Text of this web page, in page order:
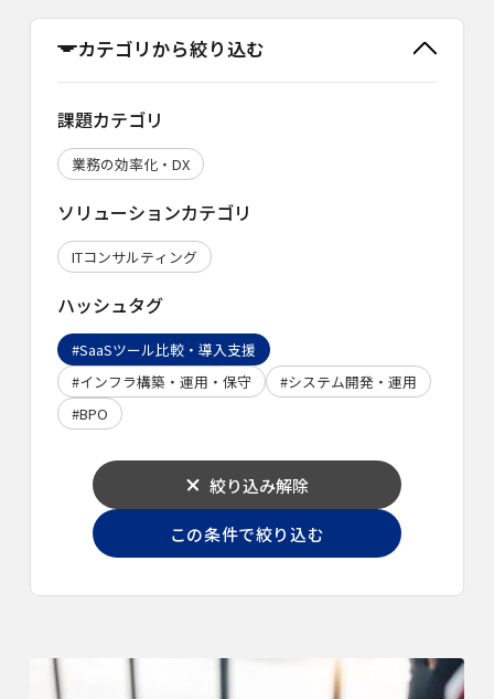
カテゴリから絞り込む
課題カテゴリ
業務の効率化・DX
ソリューションカテゴリ
ITコンサルティング
ハッシュタグ
#SaaSツール比較・導入支援
#インフラ構築・運用・保守
#システム開発・運用
#BPO
絞り込み解除
この条件で絞り込む